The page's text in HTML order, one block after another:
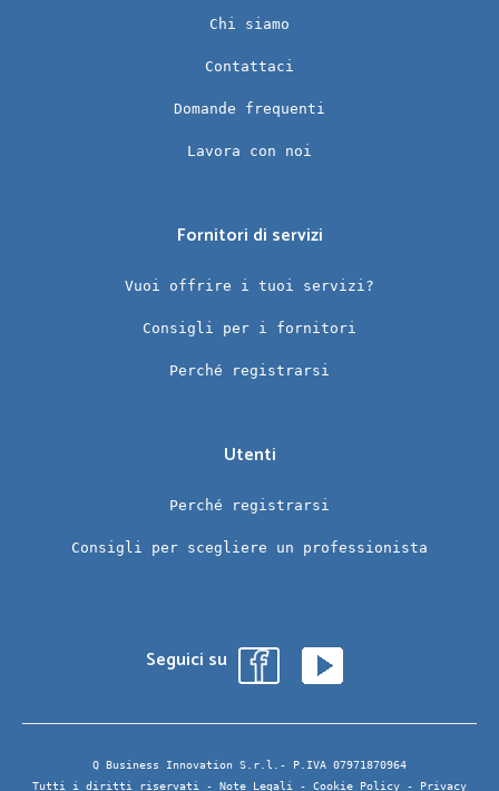
Chi siamo
Contattaci
Domande frequenti
Lavora con noi
Fornitori di servizi
Vuoi offrire i tuoi servizi?
Consigli per i fornitori
Perché registrarsi
Utenti
Perché registrarsi
Consigli per scegliere un professionista
Seguici su
Q Business Innovation S.r.l.- P.IVA 07971870964
Tutti i diritti riservati - Note Legali - Cookie Policy - Privacy